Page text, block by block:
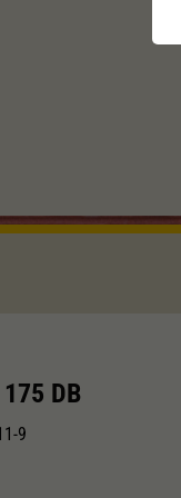
DB
9